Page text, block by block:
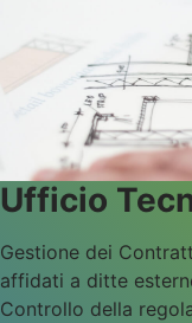
Ufficio
Gestione dei
affidati a ditte
Controllo della